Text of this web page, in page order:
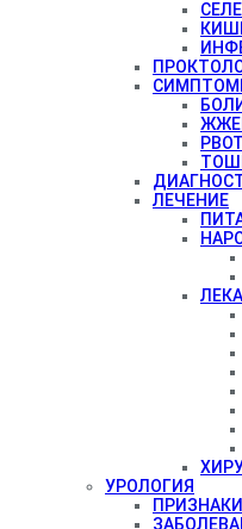
БОЛИ
ЛЕЧЕНИЕ
УРОЛОГИЯ